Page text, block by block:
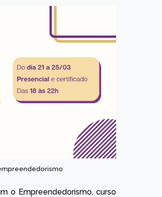
o Empreendedorismo, curso